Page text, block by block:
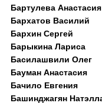
Бартулева Анастасия
Бархатов Василий
Бархин Сергей
Барыкина Лариса
Басилашвили Олег
Бауман Анастасия
Бачило Евгения
Башинджагян